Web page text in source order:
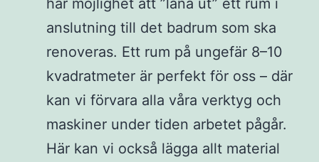
har möjlighet att ”låna ut” ett rum i
anslutning till det badrum som ska
renoveras. Ett rum på ungefär 8–10
kvadratmeter är perfekt för oss – där
kan vi förvara alla våra verktyg och
maskiner under tiden arbetet pågår.
Här kan vi också lägga allt material